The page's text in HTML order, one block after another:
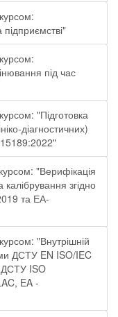
під час
"Підготовка
діагностичних)
15189:2022"
"Верифікація
згідно
та ЕА-
"Внутрішній
ДСТУ EN ISO/IEC
ДСТУ ISO
EA -